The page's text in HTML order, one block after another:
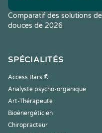
Comparatif des solutions
douces de 2026
SPÉCIALITÉS
Access Bars ®
Analyste psycho-organique
Art-Thérapeute
Bioénergéticien
Chiropracteur